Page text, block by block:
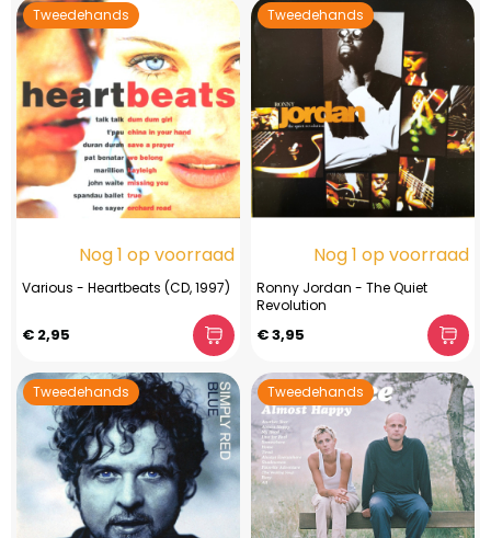
Tweedehands
Nog 1 op voorraad
Various - Heartbeats (CD, 1997)
€ 2,95
Tweedehands
Nog 1 op voorraad
Ronny Jordan - The Quiet
Revolution
€ 3,95
Tweedehands Tweedehands